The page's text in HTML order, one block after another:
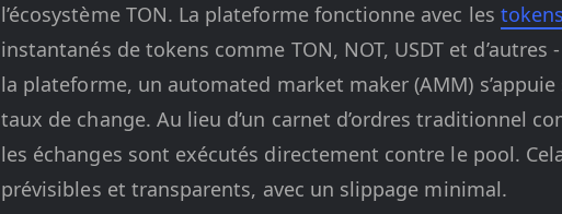
l’écosystème TON. La plateforme fonctionne avec les
instantanés de tokens comme TON, NOT, USDT et
la plateforme, un automated market maker (AMM)
taux de change. Au lieu d’un carnet d’ordres traditionnel
les échanges sont exécutés directement contre le pool.
prévisibles et transparents, avec un slippage minimal.